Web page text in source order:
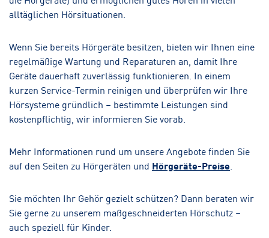
alltäglichen Hörsituationen.
Wenn Sie bereits Hörgeräte besitzen, bieten wir Ihnen eine
regelmäßige Wartung und Reparaturen an, damit Ihre
Geräte dauerhaft zuverlässig funktionieren. In einem
kurzen Service-Termin reinigen und überprüfen wir Ihre
Hörsysteme gründlich – bestimmte Leistungen sind
kostenpflichtig, wir informieren Sie vorab.
Mehr Informationen rund um unsere Angebote finden Sie
auf den Seiten zu Hörgeräten und Hörgeräte-Preise
Sie möchten Ihr Gehör gezielt schützen? Dann beraten wir
Sie gerne zu unserem maßgeschneiderten Hörschutz –
auch speziell für Kinder.